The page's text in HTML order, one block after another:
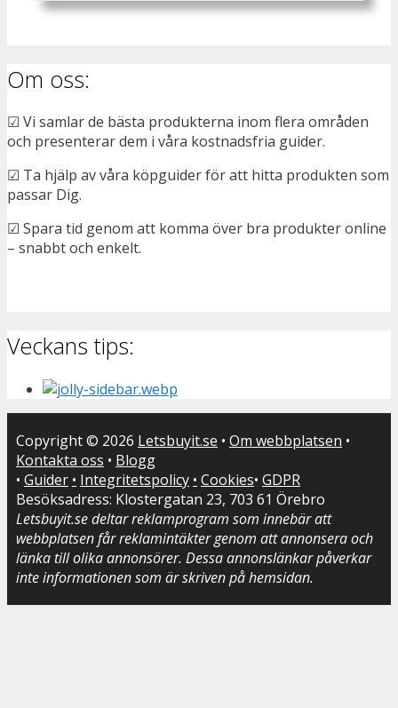
Om oss:
☑ Vi samlar de bästa produkterna inom flera områden
och presenterar dem i våra kostnadsfria guider.
☑ Ta hjälp av våra köpguider för att hitta produkten som
passar Dig.
☑ Spara tid genom att komma över bra produkter online
– snabbt och enkelt.
Veckans tips:
Copyright © 2026 Letsbuyit.se • Om webbplatsen •
Kontakta oss • Blogg
• Guider • Integritetspolicy • Cookies• GDPR
Besöksadress: Klostergatan 23, 703 61 Örebro
Letsbuyit.se deltar reklamprogram som innebär att
webbplatsen får reklamintäkter genom att annonsera och
länka till olika annonsörer. Dessa annonslänkar påverkar
inte informationen som är skriven på hemsidan.